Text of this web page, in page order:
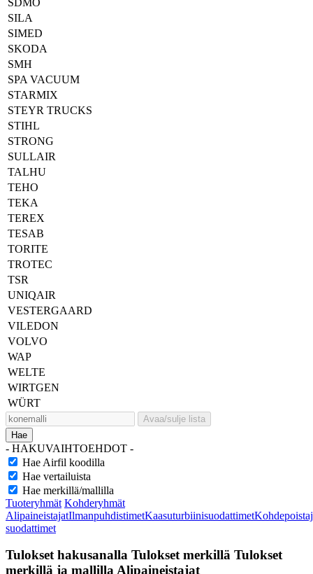
SILA
SIMED
SKODA
SMH
SPA VACUUM
STARMIX
STEYR TRUCKS
STIHL
STRONG
SULLAIR
TALHU
TEHO
TEKA
TEREX
TESAB
TORITE
TROTEC
TSR
UNIQAIR
VESTERGAARD
VILEDON
VOLVO
WAP
WELTE
WIRTGEN
WÜRT
Avaa/sulje lista
Hae
- HAKUVAIHTOEHDOT -
Hae Airfil koodilla
Hae vertailuista
Hae merkillä/mallilla
Tuoteryhmät Kohderyhmät
AlipaineistajatIlmanpuhdistimetKaasuturbiinisuodattimet
suodattimet
Tulokset hakusanalla Tulokset merkillä Tulokset
merkillä ja mallillaAlipaineistajat